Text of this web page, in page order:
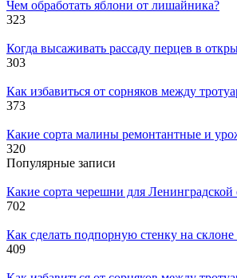
Чем обработать яблони от лишайника?
323
Когда высаживать рассаду перцев в
303
Как избавиться от сорняков между
373
Какие сорта малины ремонтантные и
320
Популярные записи
Какие сорта черешни для Ленинградской
702
Как сделать подпорную стенку на
409